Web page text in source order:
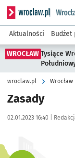
Serwis
Aktualności Budżet
WROCŁAW Tysiące
wroclaw.pl Wrocław
Zasady
Data publikacji:
02.01.2023 16:40 | Autor: